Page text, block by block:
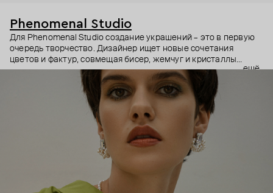
Phenomenal Studio
Для Phenomenal Studio создание украшений – это в первую
очередь творчество. Дизайнер ищет новые сочетания
цветов и фактур, совмещая бисер, жемчуг и кристаллы
всевозможных форм. Все, что привлекает внимание, все, что
мгновенно преображает любой, даже самый простой образ.
Phenomenal Studio будто заглядывают в калейдоскоп, и
каждое их украшение – новая сверкающая мозаика, которую
хочется рассматривать действительно долго.
ещё